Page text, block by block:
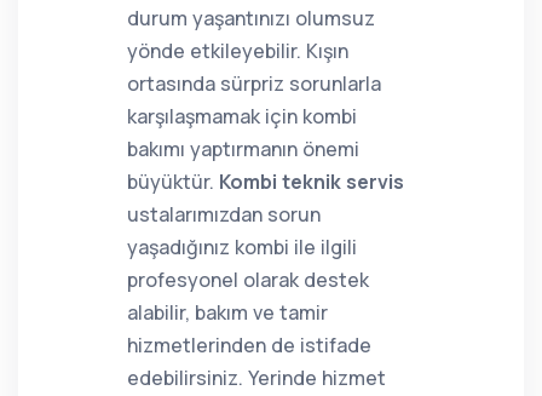
durum yaşantınızı olumsuz
yönde etkileyebilir. Kışın
ortasında sürpriz sorunlarla
karşılaşmamak için kombi
bakımı yaptırmanın önemi
büyüktür. Kombi teknik servis
ustalarımızdan sorun
yaşadığınız kombi ile ilgili
profesyonel olarak destek
alabilir, bakım ve tamir
hizmetlerinden de istifade
edebilirsiniz. Yerinde hizmet